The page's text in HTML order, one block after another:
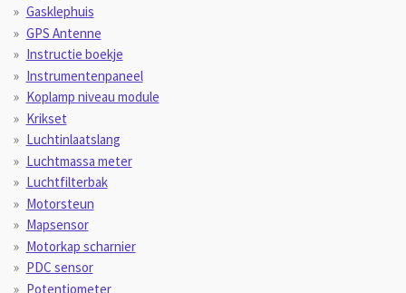
Gasklephuis
GPS Antenne
Instructie boekje
Instrumentenpaneel
Koplamp niveau module
Krikset
Luchtinlaatslang
Luchtmassa meter
Luchtfilterbak
Motorsteun
Mapsensor
Motorkap scharnier
PDC sensor
Potentiometer